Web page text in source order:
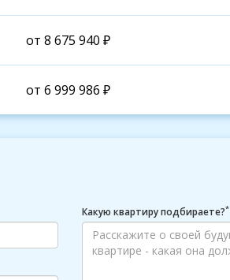
от 8 675 940 ₽
от 6 999 986 ₽
Какую квартиру подбираете?*